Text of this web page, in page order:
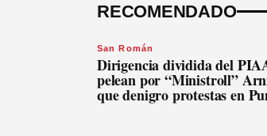
RECOMENDADO
San Román
Dirigencia dividida del
pelean por “Ministroll”
que denigro protestas en